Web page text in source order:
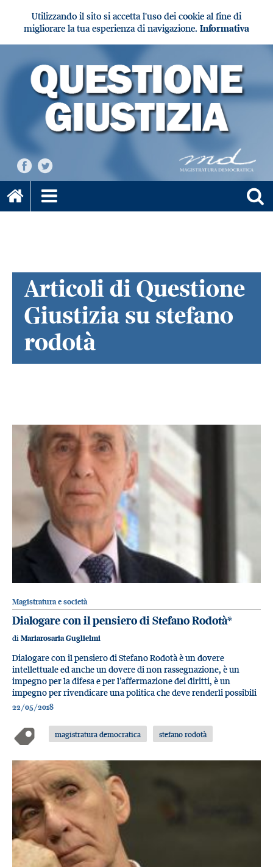
Utilizzando il sito si accetta l'uso dei cookie al fine di
migliorare la tua esperienza di navigazione. Informativa
Articoli di Questione
Giustizia su stefano
rodotà
Magistratura e società
Dialogare con il pensiero di Stefano Rodotà*
di Mariarosaria Guglielmi
Dialogare con il pensiero di Stefano Rodotà è un dovere
intellettuale ed anche un dovere di non rassegnazione, è un
impegno per la difesa e per l’affermazione dei diritti, è un
impegno per rivendicare una politica che deve renderli possibili
22/05/2018
magistratura democratica stefano rodotà